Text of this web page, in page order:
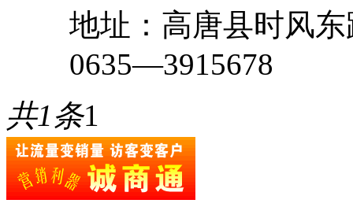
地址：高唐县时风东
0635—3915678
共1条1